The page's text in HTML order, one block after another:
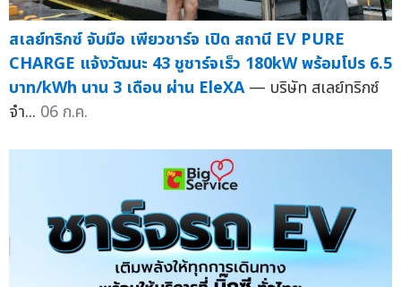
สเลย์ทริกซ์ จับมือ เพียวชาร์จ เปิด สถานี EV PURE
CHARGE แจ้งวัฒนะ 43 ชูชาร์จเร็ว 180kW พร้อมโปร 6.5
บาท/kWh นาน 3 เดือน ผ่าน EleXA — บริษัท สเลย์ทริกซ์
จำ... 06 ก.ค.